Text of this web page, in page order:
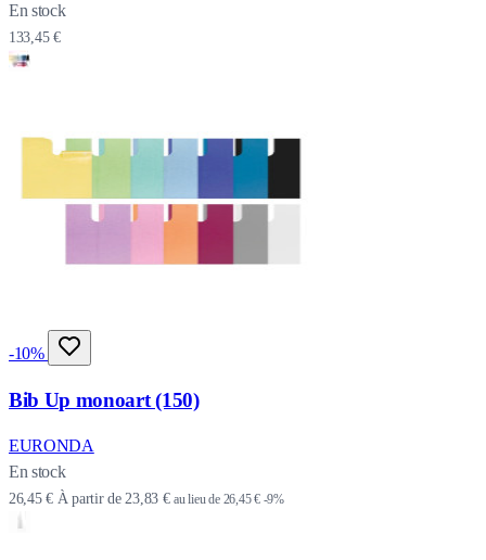
En stock
133,45 €
-10%
Bib Up monoart (150)
EURONDA
En stock
26,45 € À partir de 23,83 € au lieu de 26,45 € -9%